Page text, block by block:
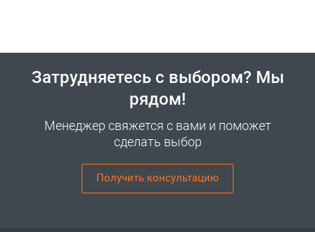
Затрудняетесь с выбором? Мы
рядом!
Менеджер свяжется с вами и поможет
сделать выбор
Получить консультацию